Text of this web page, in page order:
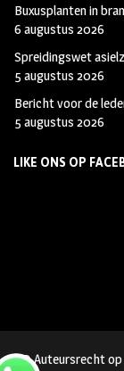
Buxusplanten in
6 augustus 2026
Spreidingswet
5 augustus 2026
Bericht voor de
5 augustus 2026
LIKE ONS OP
© Auteursrecht op